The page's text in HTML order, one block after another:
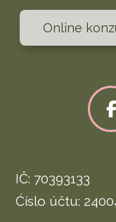
Online
IČ: 70393133
Ćíslo účtu: